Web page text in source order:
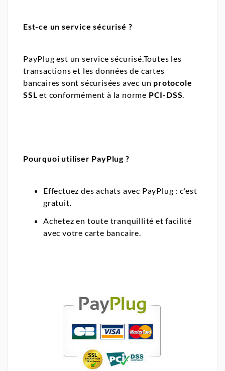
Est-ce un service sécurisé ?
PayPlug est un service sécurisé.Toutes les
transactions et les données de cartes
bancaires sont sécurisées avec un protocole
SSL et conformément à la norme PCI-DSS
Pourquoi utiliser PayPlug ?
Effectuez des achats avec PayPlug : c'est
gratuit.
Achetez en toute tranquillité et facilité
avec votre carte bancaire.